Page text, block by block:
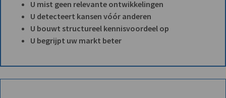
U mist geen relevante ontwikkelingen
U detecteert kansen vóór anderen
U bouwt structureel kennisvoordeel op
U begrijpt uw markt beter